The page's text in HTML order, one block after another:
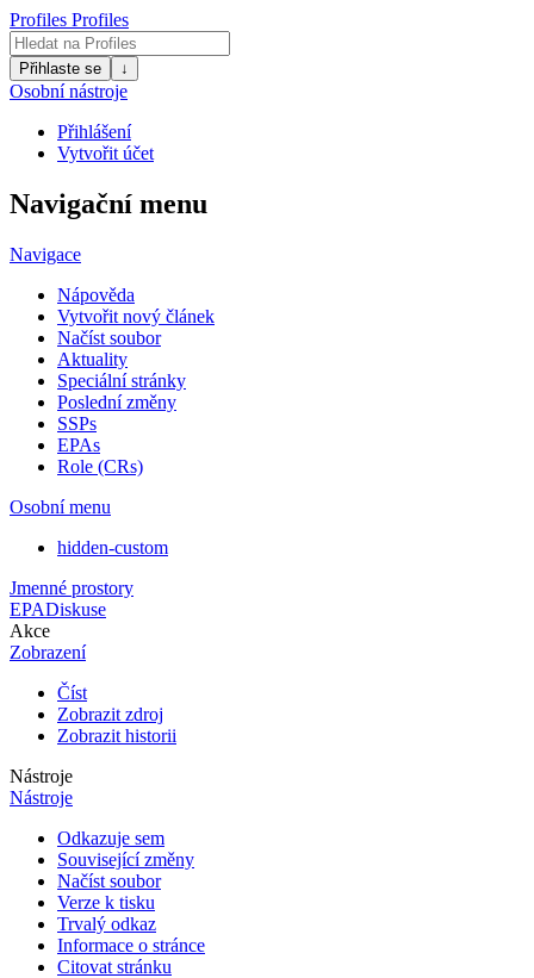
Profiles Profiles
Přihlaste se ↓
Osobní nástroje
Přihlášení
Vytvořit účet
Navigační menu
Navigace
Nápověda
Vytvořit nový článek
Načíst soubor
Aktuality
Speciální stránky
Poslední změny
SSPs
EPAs
Role (CRs)
Osobní menu
hidden-custom
Jmenné prostory
EPADiskuse
Akce
Zobrazení
Číst
Zobrazit zdroj
Zobrazit historii
Nástroje
Nástroje
Odkazuje sem
Související změny
Načíst soubor
Verze k tisku
Trvalý odkaz
Informace o stránce
Citovat stránku